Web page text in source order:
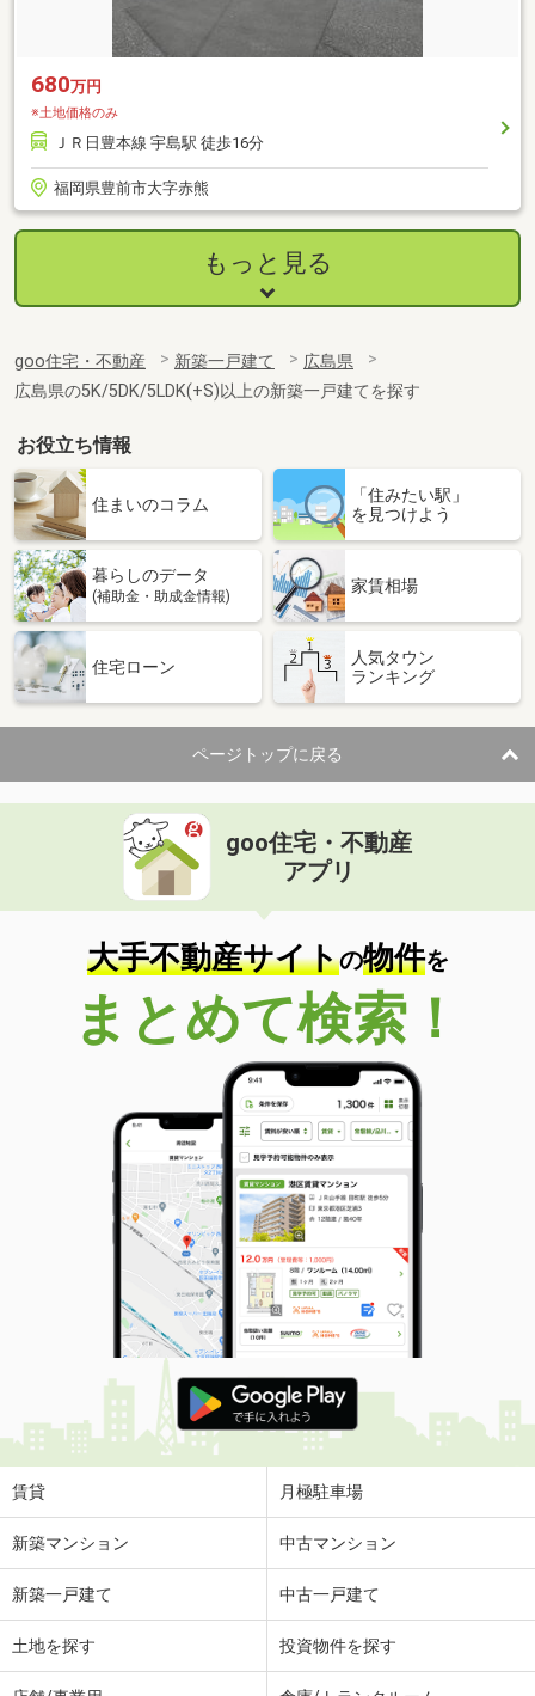
680万円
※土地価格のみ
ＪＲ日豊本線 宇島駅 徒歩16分
福岡県豊前市大字赤熊
もっと見る
goo住宅・不動産 新築一戸建て
広島県
広島県の5K/5DK/5LDK(+S)以上の新築一戸建てを探す
お役立ち情報
住まいのコラム
「住みたい駅」
を見つけよう
暮らしのデータ
(補助金・助成金情報)
家賃相場
住宅ローン
人気タウン
ランキング
ページトップに戻る
goo住宅・不動産
アプリ
大手不動産サイトの物件を
まとめて検索！
賃貸 月極駐車場
新築マンション 中古マンション
新築一戸建て 中古一戸建て
土地を探す 投資物件を探す